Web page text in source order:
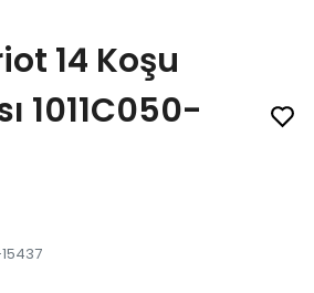
14 Koşu
1011C050-